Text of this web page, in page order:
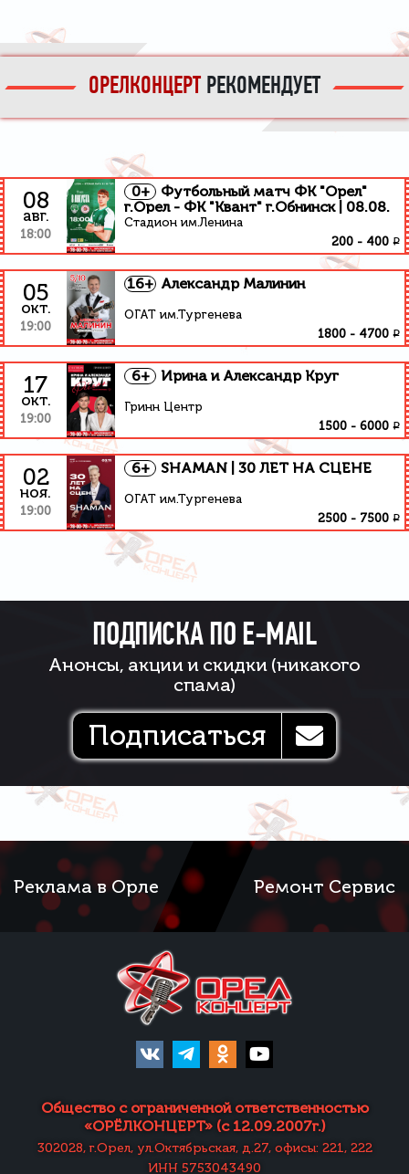
ОРЕЛКОНЦЕРТ РЕКОМЕНДУЕТ
08
авг.
18:00
0+
Футбольный матч ФК "Орел"
г.Орел - ФК "Квант" г.Обнинск | 08.08.
Стадион им.Ленина
200 - 400 ₽
05
окт.
19:00
16+ Александр Малинин
ОГАТ им.Тургенева
1800 - 4700 ₽
17
окт.
19:00
6+ Ирина и Александр Круг
Гринн Центр
1500 - 6000 ₽
02
ноя.
19:00
6+ SHAMAN | 30 ЛЕТ НА СЦЕНЕ
ОГАТ им.Тургенева
2500 - 7500 ₽
ПОДПИСКА ПО E-MAIL
Анонсы, акции и скидки (никакого
спама)
Подписаться
Реклама в Орле Ремонт Сервис
Общество с ограниченной ответственностью
«ОРЁЛКОНЦЕРТ» (с 12.09.2007г.)
302028, г.Орел, ул.Октябрьская, д.27, офисы: 221, 222
ИНН 5753043490